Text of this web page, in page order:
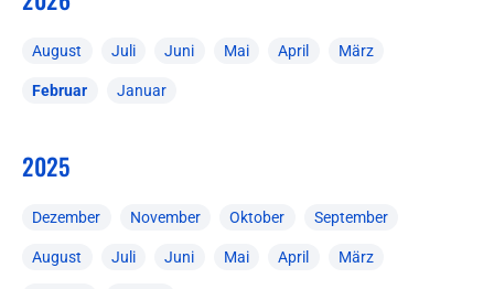
August Juli Juni Mai April März
Februar Januar
2025
Dezember November Oktober September
August Juli Juni Mai April März